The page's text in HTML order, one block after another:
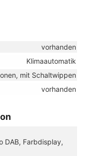
vorhanden
Klimaautomatik
mit Schaltwippen
vorhanden
DAB, Farbdisplay,